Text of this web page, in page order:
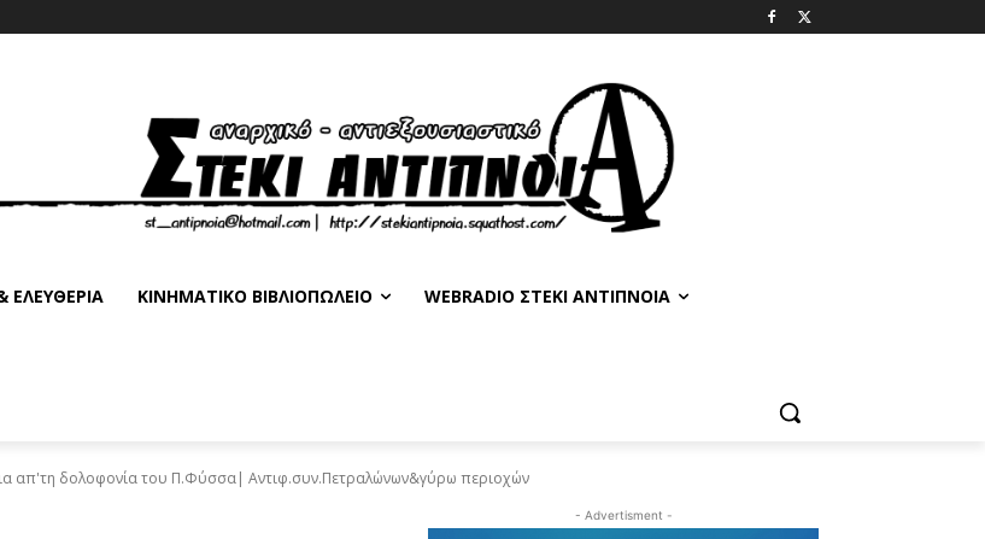
ΕΛΕΥΘΕΡΊΑ ΚΙΝΗΜΑΤΙΚΌ ΒΙΒΛΙΟΠΩΛΕΊΟ WEBRADIO ΣΤΈΚΙ ΑΝΤΊΠΝΟΙΑ
απ'τη δολοφονία του Π.Φύσσα| Αντιφ.συν.Πετραλώνων&γύρω περιοχών
- Advertisment -